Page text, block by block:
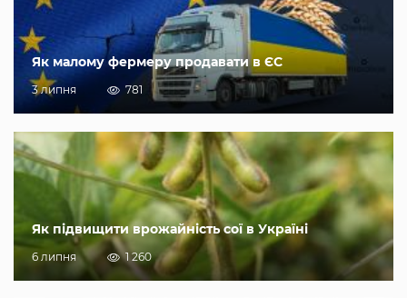
Як малому фермеру продавати в ЄС
3 липня 781
Як підвищити врожайність сої в Україні
6 липня 1 260